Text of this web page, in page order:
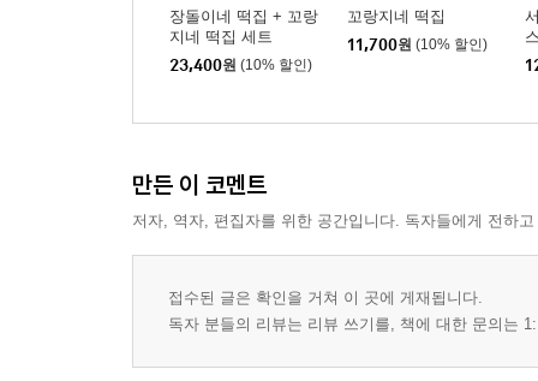
장돌이네 떡집 + 꼬랑
지네 떡집 세트
23,400원 (10% 할인)
꼬랑지네 떡집
11,700원 (10% 할인)
만든 이 코멘트
저자, 역자, 편집자를 위한 공간입니다. 독자들에게 전하
접수된 글은 확인을 거쳐 이 곳에 게재됩니다.
독자 분들의 리뷰는 리뷰 쓰기를, 책에 대한 문의는